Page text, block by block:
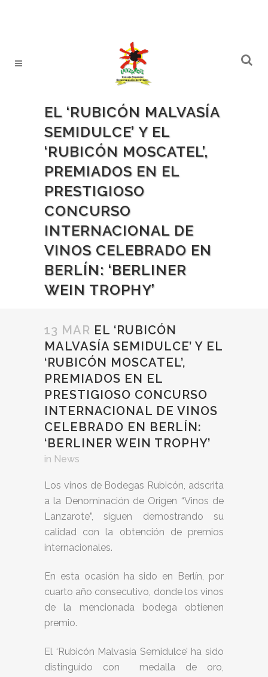
EL ‘RUBICÓN MALVASÍA
SEMIDULCE’ Y EL
‘RUBICÓN MOSCATEL’,
PREMIADOS EN EL
PRESTIGIOSO
CONCURSO
INTERNACIONAL DE
VINOS CELEBRADO EN
BERLÍN: ‘BERLINER
WEIN TROPHY’
13 MAR EL ‘RUBICÓN
MALVASÍA SEMIDULCE’ Y EL
‘RUBICÓN MOSCATEL’,
PREMIADOS EN EL
PRESTIGIOSO CONCURSO
INTERNACIONAL DE VINOS
CELEBRADO EN BERLÍN:
‘BERLINER WEIN TROPHY’
in News
Los vinos de Bodegas Rubicón, adscrita
a la Denominación de Origen “Vinos de
Lanzarote”, siguen demostrando su
calidad con la obtención de premios
internacionales.
En esta ocasión ha sido en Berlín, por
cuarto año consecutivo, donde los vinos
de la mencionada bodega obtienen
premio.
El ‘Rubicón Malvasía Semidulce’ ha sido
distinguido con medalla de oro,